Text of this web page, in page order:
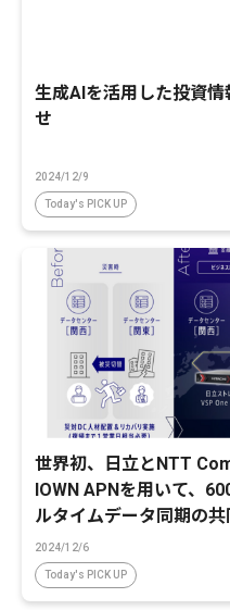
生成AIを活用した投資
せ
2024/12/9
Today's PICK UP
世界初、日立とNTT
IOWN APNを用いて、
ルタイムデータ同期の
2024/12/6
Today's PICK UP